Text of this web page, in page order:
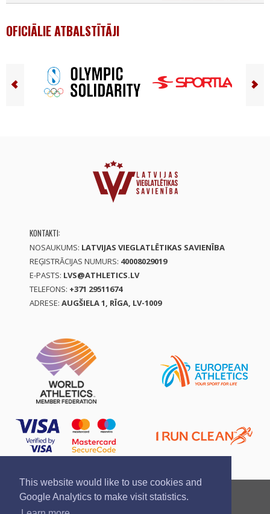
This website would like to use cookies and
Google Analytics to make visit statistics.
OFICIĀLIE ATBALSTĪTĀJI
KONTAKTI:
NOSAUKUMS: LATVIJAS VIEGLATLĒTIKAS SAVIENĪBA
REĢISTRĀCIJAS NUMURS: 40008029019
E-PASTS: LVS@ATHLETICS.LV
TELEFONS: +371 29511674
ADRESE: AUGŠIELA 1, RĪGA, LV-1009
Ziņo par pārkāpumu
Privātuma politika
Pirkšanas un atgriešanas noteikumi